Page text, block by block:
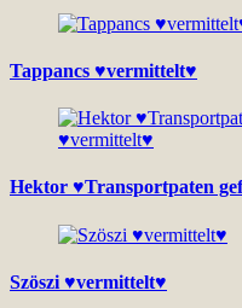
Tappancs ♥vermittelt♥
Hektor ♥Transportpaten
Szöszi ♥vermittelt♥